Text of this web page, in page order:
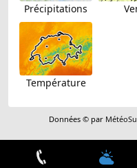
Précipitations
Température
Données © par